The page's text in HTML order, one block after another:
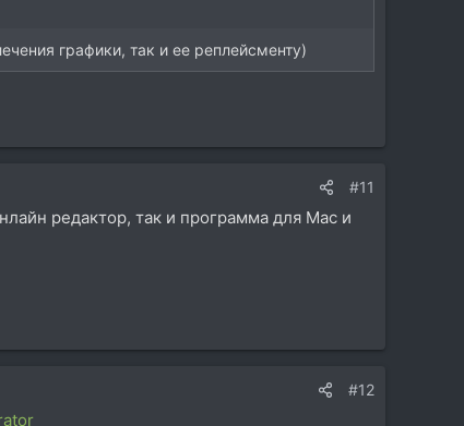
графики, так и ее реплейсменту)
#11
редактор, так и программа для Mac и
#12